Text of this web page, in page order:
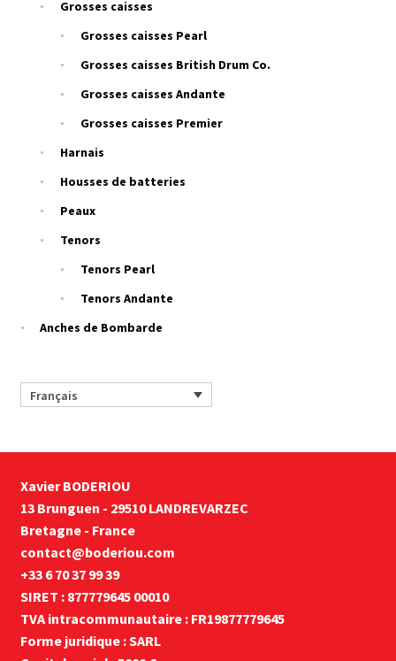
Grosses caisses
Grosses caisses Pearl
Grosses caisses British Drum Co.
Grosses caisses Andante
Grosses caisses Premier
Harnais
Housses de batteries
Peaux
Tenors
Tenors Pearl
Tenors Andante
Anches de Bombarde
Français
Xavier BODERIOU
13 Brunguen - 29510 LANDREVARZEC
Bretagne - France
contact@boderiou.com
+33 6 70 37 99 39
SIRET : 877779645 00010
TVA intracommunautaire : FR19877779645
Forme juridique : SARL